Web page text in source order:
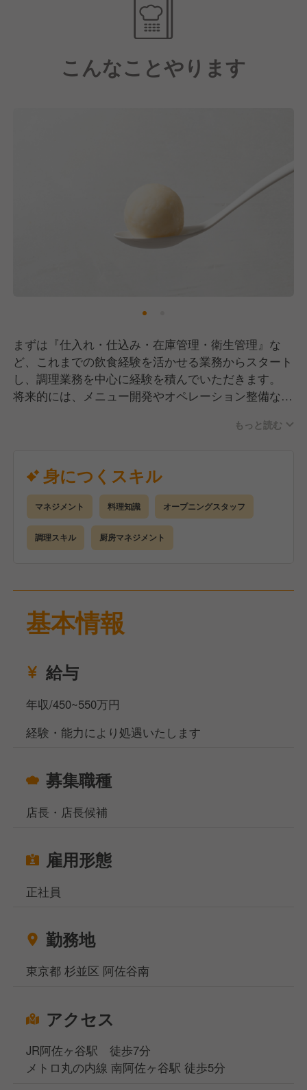
お米への関心が高まる中、
おかゆを素材として活用し、新たなおかゆの魅力を発
信する「おかゆ料理専門店」です。
こんなことやります
まずは『仕入れ・仕込み・在庫管理・衛生管理』な
ど、これまでの飲食経験を活かせる業務からスタート
し、調理業務を中心に経験を積んでいただきます。
将来的には、メニュー開発やオペレーション整備な
もっと読む
身につくスキル
マネジメント 料理知識 オープニングスタッフ
調理スキル 厨房マネジメント
基本情報
給与
年収/450~550万円
経験・能力により処遇いたします
募集職種
店長・店長候補
雇用形態
正社員
勤務地
東京都 杉並区 阿佐谷南
アクセス
JR阿佐ヶ谷駅 徒歩7分
メトロ丸の内線 南阿佐ヶ谷駅 徒歩5分